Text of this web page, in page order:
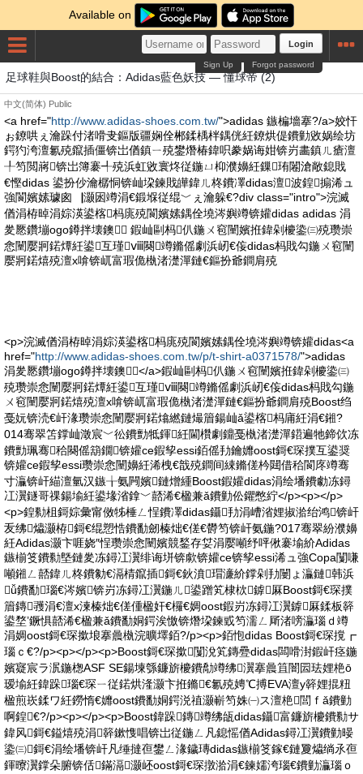
Available on
Login
Forgot password
Sign Up
足球鞋與Boost的結合：Adidas藍色妖技 — 懂球帝 (2)
中文(简体) Public
<a href="http://www.adidas-shoes.com.tw/">adidas 鏃楄墻搴?/a>姣忓
ぉ鐐哄ぇ瀹跺付渚嗗叏鏂版疆娴佺郴鍒楀柈鍝侊紝鐐烘偍鐨勭敓娲绘坊
鍔犳洿澶氱殑鑹插僵锛岀偤鎮ㄧ殑鐢熸椿鍏呮豢娲诲姏锛岃畵鎮ㄦ瘡澶
╀笉閲嶈锛岀簿褰╃殑浜虹敓寰炵従鍦ㄩ枊濮嬶紝鏁珛闂滄敞鎴戝
€慳didas 鍙扮仯瀹樼恫锛屾垜鍊戝皣鍏ㄦ柊鐨凙didas澶波鍠搧浠ュ
強閬嬪嫊璩囪▕灏囦竴涓€鍛堢従绲﹀ぇ瀹躲€?div class="intro">浣滅
偤涓栫晫涓婃渶鍙楁杩庣殑閬嬪嫊鍝佺墝涔嬩竴锛孉didas adidas 涓
夎憠鑽塴ogo鐏拌壊鐭 鍜屾剾杩仈鍦ㄨ窇闉嬪拰鍏剁櫦鍌㈢殑瓒崇
悆闉嬮牁鍩燂紝鍙互瑾ⅷ闋竴鏅傜劇浜屻€侫didas杩戝勾鍦ㄨ窇闉
嬮牁鍩熺殑澶х啽锛屼富瑕佹槸渚濋潬鏈€鏂扮爺鐧肩殑
<p>浣滅偤涓栫晫涓婃渶鍙楁杩庣殑閬嬪嫊鍝佺墝涔嬩竴锛孉didas<a
href="http://www.adidas-shoes.com.tw/p/t-shirt-a0371578/">adidas
涓夎憠鑽塴ogo鐏拌壊鐭</a>鍜屾剾杩仈鍦ㄨ窇闉嬪拰鍏剁櫦鍌㈢
殑瓒崇悆闉嬮牁鍩燂紝鍙互瑾ⅷ闋竴鏅傜劇浜屻€侫didas杩戝勾鍦
ㄨ窇闉嬮牁鍩熺殑澶х啽锛屼富瑕佹槸渚濋潬鏈€鏂扮爺鐧肩殑Boost绉
戞妧锛涜€屽湪瓒崇悆闉嬮牁鍩熻繎鏈熶篃鍚屾ǎ鍙楁杩庯紝涓€鎺?
014骞翠笘鐣屾澂宸﹀彸鐨勯牴鍕紝閫欑劇鐤戞槸渚濋潬鍣遍牠鍗佽冻
鐨勯珮骞秴闋傜箶鐗锛孉ce鍜孧essi銆傜劧鑰孊oost鎶€琛撲互鍙奨
锛孉ce鍜孧essi瓒崇悆闉嬶紝浠栧€戠殑鐧间綀鏅傞枔閮借秴閬庝竴骞
寸灜锛屽緢澶氫汉鏃╁氨闁嬪鏈熷緟Boost鍜孉didas涓绘墦鐨勮冻鐞
冮瀷鐩哥祼鍚堬紝鍙堟渻鎿﹀嚭浠€楹兼ǎ鐨勭伀鑺憋紵</p><p></p>
<p>鍠勬柤鎶婃彙甯傚牬棰ㄥ悜鐨凙didas鑷劧涓嶆渻娌掓湁绐鸿锛屽
叐绋爞灏栫鎶€绲愬悎鐨勫劒榛炪€傞€欎笉锛屽氨鍦?017骞翠紛濮嬶
紝Adidas灏卞啀娆″悜瓒崇悆闉嬪競鍫存姇涓嬮噸纾呯偢褰堬紒Adidas
鏃椾笅鐨勬墍鏈夎冻鐞冮瀷绯诲垪锛歑锛孉ce锛孧essi浠ュ強Copa闅嗛
噸鎺ㄥ嚭鍏ㄦ柊鐨勨€滆棈鑹插鎶€鈥濆瑁濓紒鐣剁劧闄ょ灜鏈韩浜
ǚ鐨勫瑙€涔嬪锛岃冻鐞冮瀷鍦ㄦ鍙蹭笂棣栨鎼厤Boost鎶€琛撲
篃鏄彟涓€澶х湅榛炪€傞偅楹奸€欏€婤oost鍜岃冻鐞冮瀷鎼厤鍒板簳
鍙堥’鐝惧嚭浠€楹兼ǎ鐨勫姛鍔涘憿锛熸垜鍊戜笉濡ㄥ厛渚嗙灜瑙ｄ竴
涓婤oost鎶€琛撳埌搴曟槸浣曠墿銆?/p><p>銆怉didas Boost鎶€琛撹┏
瑙ｃ€?/p><p></p><p>Boost鎶€琛撳闅涗笂鏄疉didas闆嗗湗鍜屽痉鍦
嬪寲宸ラ泦鍦楤ASF SE鍚堜綔鐮旂櫦鐨勪竴绋瀷搴曟笡闇囩珐娌栬ō
瑷堬紝鍏跺瑙€琛ㄧ従鍩烘湰灏卞拰鏅€氱殑娉℃搏EVA澶у簳娌掍粈
楹煎崁鍒ワ紝鐒惰€孊oost鐨勫姛鍔涚禃灏嶄笉姝㈠ス澶栬閭ｆǎ鐨勭
啊鍠€?/p><p></p><p>Boost鍏跺鏄竴绋瓵didas鑷富鐮旂櫦鐨勬サ
鍏风鎶€鎰熺殑涓簳鏉愯唱锛岀従鍦ㄥ凡鎴愮偤Adidas鐞冮瀷鐨勭暥
鍌㈢鎶€涓绘墦锛屽凡缍撻亱鐢ㄥ湪鐬瑼didas鏃椾笅鎵€鏈夐爞绱氶亱
鍕曢瀷鐣朵腑锛佸鏋滆灏岯oost鎶€琛撴湁涓€鍊嬬洿瑙€鐨勭灜瑙ｏ